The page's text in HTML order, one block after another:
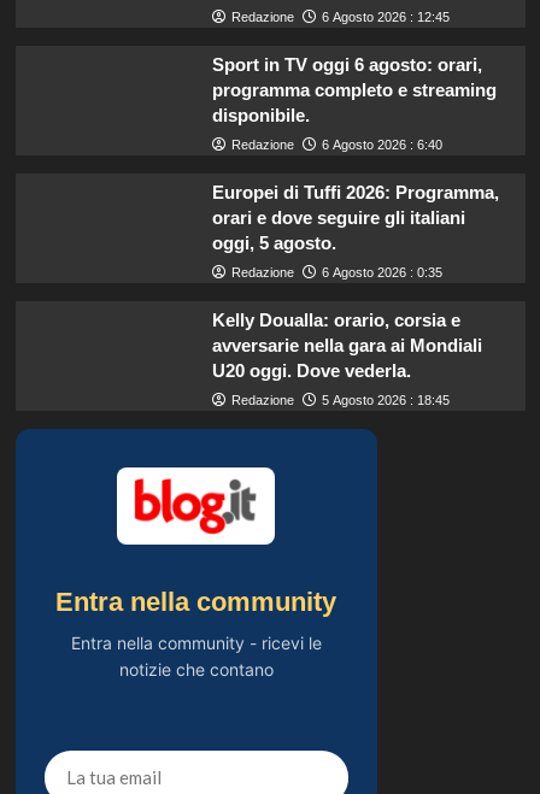
Redazione 6 Agosto 2026 : 12:45
Sport in TV oggi 6 agosto: orari,
programma completo e streaming
disponibile.
Redazione 6 Agosto 2026 : 6:40
Europei di Tuffi 2026: Programma,
orari e dove seguire gli italiani
oggi, 5 agosto.
Redazione 6 Agosto 2026 : 0:35
Kelly Doualla: orario, corsia e
avversarie nella gara ai Mondiali
U20 oggi. Dove vederla.
Redazione 5 Agosto 2026 : 18:45
Entra nella community
Entra nella community - ricevi le
notizie che contano